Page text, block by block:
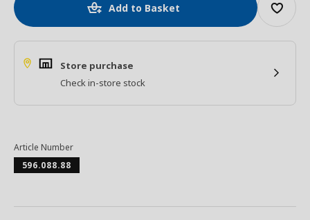
Add to Basket
Store purchase
Check in-store stock
Article Number
596.088.88